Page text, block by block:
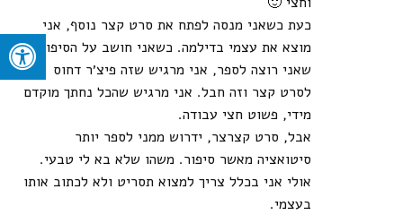
כעת כשאני מנסה לפתח את סרט קצר נוסף, אני
מוצא את עצמי בדילמה. כשאני חושב על הסיפור
שאני רוצה לספר, אני מרגיש שזה פיצ׳ר דחוס
לסרט קצר וזה חבל. אני מרגיש שהכל נחתך מוקדם
מידי, פשוט חצי עבודה.
אבל, סרט קצרצר, ידרוש ממני לספר יותר
סיטואציה מאשר סיפור. משהו שלא בא לי טבעי.
אולי אני בכלל צריך למצוא תסריט ולא לכתוב אותו
בעצמי.